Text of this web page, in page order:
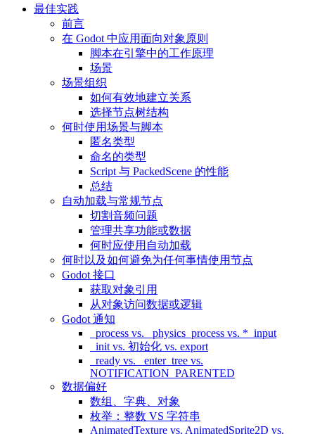
最佳实践
前言
在 Godot 中应用面向对象原则
脚本在引擎中的工作原理
场景
场景组织
如何有效地建立关系
选择节点树结构
何时使用场景与脚本
匿名类型
命名的类型
Script 与 PackedScene 的性能
总结
自动加载与常规节点
切割音频问题
管理共享功能或数据
何时应使用自动加载
何时以及如何避免为任何事情使用节点
Godot 接口
获取对象引用
从对象访问数据或逻辑
Godot 通知
_process vs. _physics_process vs. *_input
_init vs. 初始化 vs. export
_ready vs. _enter_tree vs.
NOTIFICATION_PARENTED
数据偏好
数组、字典、对象
枚举：整数 VS 字符串
AnimatedTexture vs. AnimatedSprite2D vs.